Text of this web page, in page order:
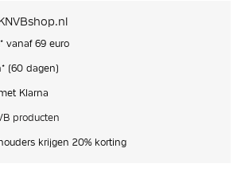
vanaf 69 euro
(60 dagen)
Klarna
producten
krijgen 20% korting